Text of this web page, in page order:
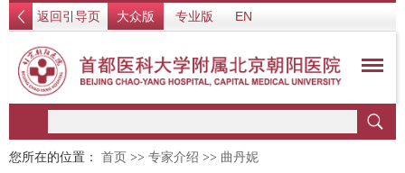
返回引导页 大众版 专业版 EN
您所在的位置： 首页 >> 专家介绍 >> 曲丹妮